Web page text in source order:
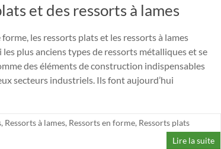
et des ressorts à lames
forme, les ressorts plats et les ressorts à lames
plus anciens types de ressorts métalliques et se
des éléments de construction indispensables
secteurs industriels. Ils font aujourd’hui
, Ressorts à lames, Ressorts en forme, Ressorts plats
Lire la suite